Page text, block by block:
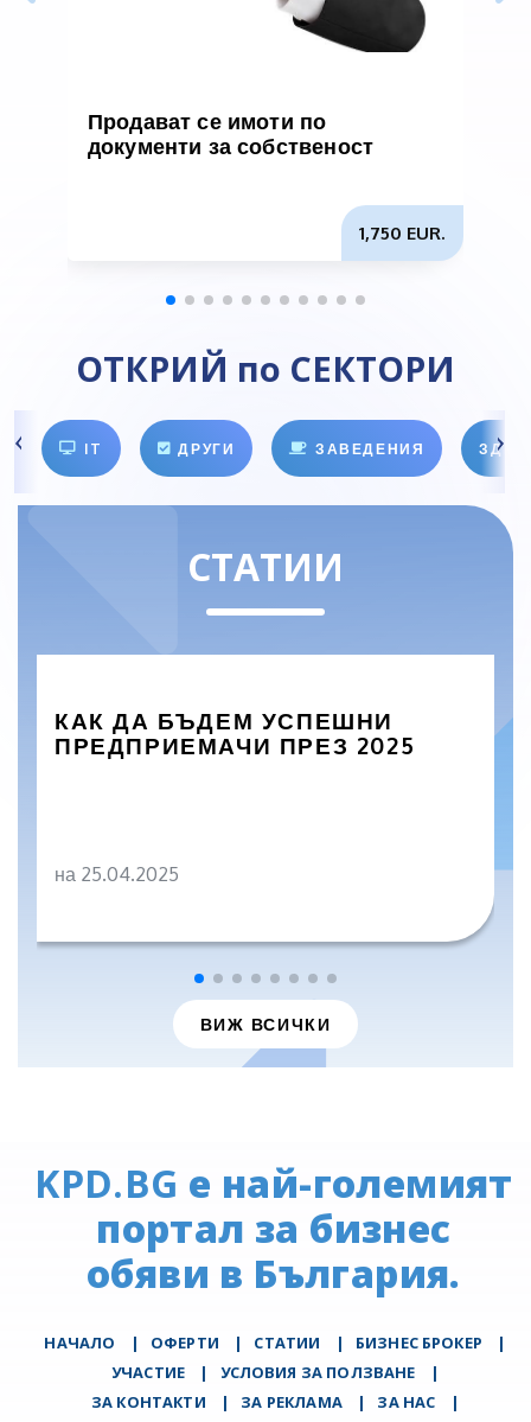
Продават се имоти по
документи за собственост
1,750 EUR.
ОТКРИЙ по СЕКТОРИ
IT ДРУГИ ЗАВЕДЕНИЯ
СТАТИИ
КАК ДА БЪДЕМ УСПЕШНИ
ПРЕДПРИЕМАЧИ ПРЕЗ 2025
на 25.04.2025
ВИЖ ВСИЧКИ
KPD.BG е най-големият
портал за бизнес
обяви в България.
НАЧАЛО | ОФЕРТИ | СТАТИИ | БИЗНЕС БРОКЕР
|
УЧАСТИЕ
| УСЛОВИЯ ЗА ПОЛЗВАНЕ
|
ЗА КОНТАКТИ
| ЗА РЕКЛАМА | ЗА НАС
|